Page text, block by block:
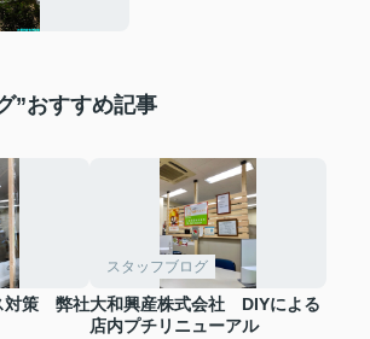
”おすすめ記事
対策 弊社
スタッフブログ
大和興産株式会社 DIYによる
店内プチリニューアル